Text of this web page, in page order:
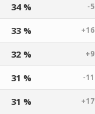
34 % -
33 %
32 %
31 % -
31 %